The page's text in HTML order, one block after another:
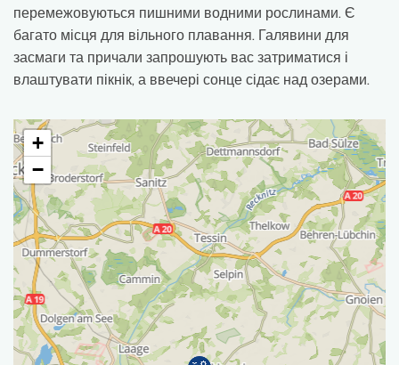
перемежовуються пишними водними рослинами. Є
багато місця для вільного плавання. Галявини для
засмаги та причали запрошують вас затриматися і
влаштувати пікнік, а ввечері сонце сідає над озерами.
+
−